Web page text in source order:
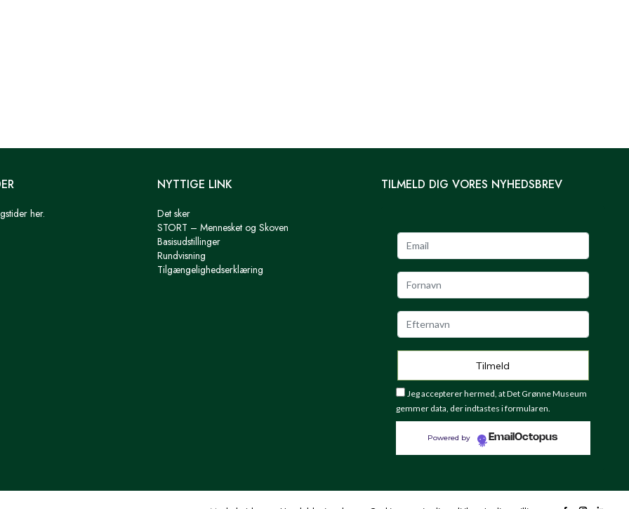
her.
NYTTIGE LINK
Det sker
STORT – Mennesket og Skoven
Basisudstillinger
Rundvisning
Tilgængelighedserklæring
TILMELD DIG VORES NYHEDSBREV
Jeg accepterer hermed, at Det Grønne Museum
gemmer data, der indtastes i formularen.
Powered by EmailOctopus